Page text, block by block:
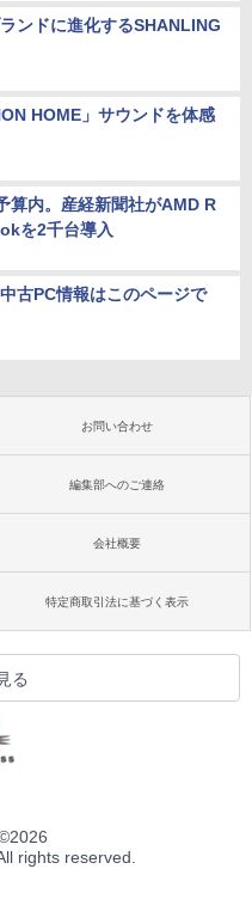
ンドに進化するSHANLING
HOME」サウンドを体感
算内。産経新聞社がAMD R
を2千台導入
古PC情報はこのページで
お問い合わせ
編集部へのご連絡
会社概要
特定商取引法に基づく表示
る
2026
rights reserved.